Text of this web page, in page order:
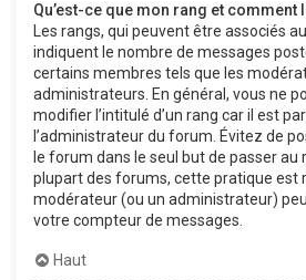
Qu’est-ce que mon rang et comment
Les rangs, qui peuvent être associés
indiquent le nombre de messages
certains membres tels que les
administrateurs. En général, vous ne
modifier l’intitulé d’un rang car il est
l’administrateur du forum. Évitez de
le forum dans le seul but de passer au
plupart des forums, cette pratique est
modérateur (ou un administrateur)
votre compteur de messages.
Haut